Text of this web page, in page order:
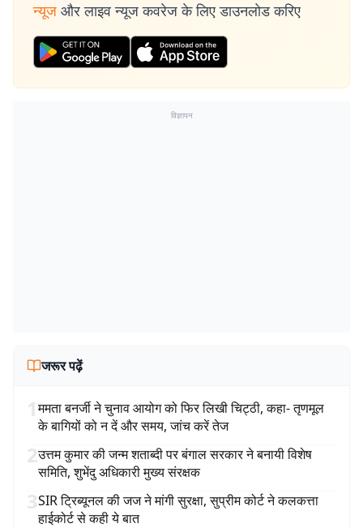
न्यूज और लाइव न्यूज कवरेज के लिए डाउनलोड करिए
विज्ञापन
जरूर पढ़ें
1ममता बनर्जी ने चुनाव आयोग को फिर लिखी चिट्ठी, कहा- तृणमूल
के बागियों को न दें और समय, जांच करें तेज
2उत्तम कुमार की जन्म शताब्दी पर बंगाल सरकार ने बनायी विशेष
समिति, शुभेंदु अधिकारी मुख्य संरक्षक
3SIR ट्रिब्यूनल की जज ने मांगी सुरक्षा, सुप्रीम कोर्ट ने कलकत्ता
हाईकोर्ट से कही ये बात